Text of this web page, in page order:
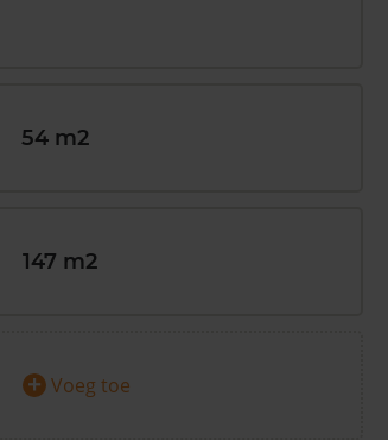
54 m2
147 m2
+ Voeg toe